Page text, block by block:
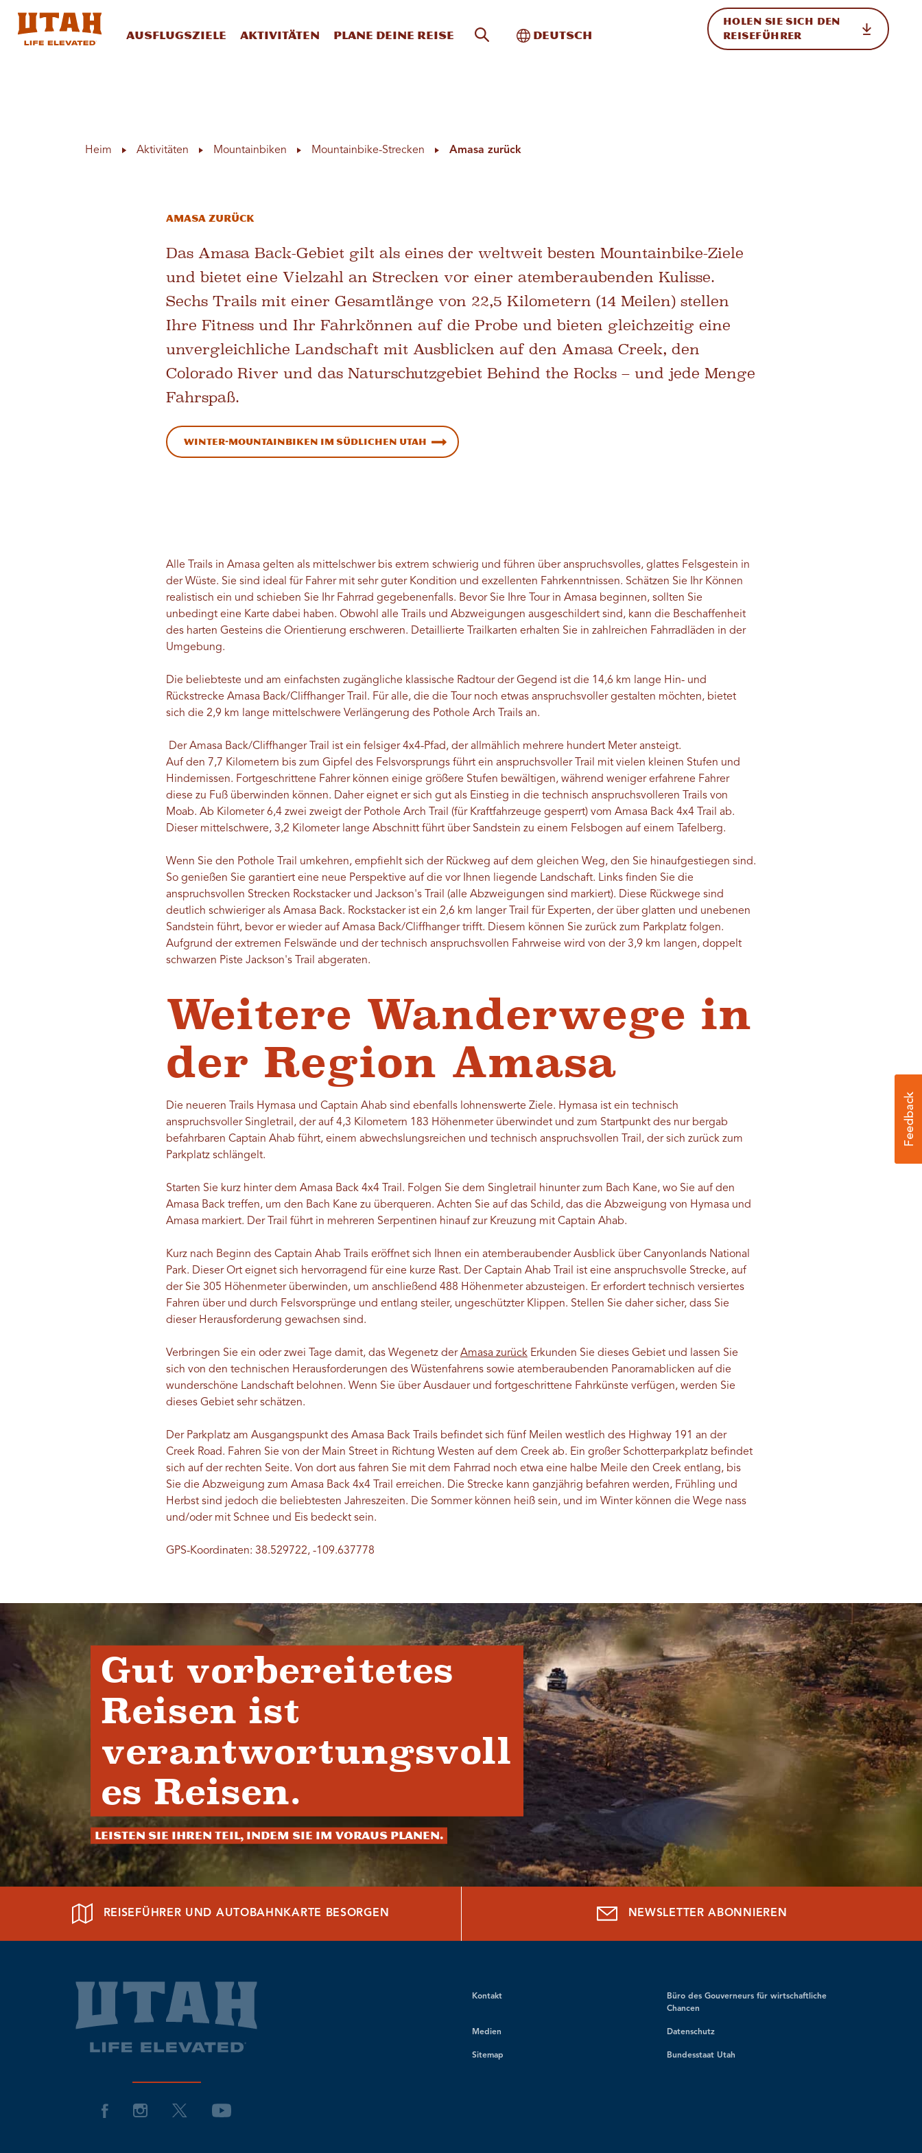
Ausflugsziele Aktivitäten Plane deine Reise Website-Suche
Toggle International
Deutsch
HOLEN SIE SICH DEN
REISEFÜHRER
Heim Aktivitäten Mountainbiken Mountainbike-Strecken Amasa zurück
Amasa zurück
Das Amasa Back-Gebiet gilt als eines der weltweit besten Mountainbike-Ziele
und bietet eine Vielzahl an Strecken vor einer atemberaubenden Kulisse.
Sechs Trails mit einer Gesamtlänge von 22,5 Kilometern (14 Meilen) stellen
Ihre Fitness und Ihr Fahrkönnen auf die Probe und bieten gleichzeitig eine
unvergleichliche Landschaft mit Ausblicken auf den Amasa Creek, den
Colorado River und das Naturschutzgebiet Behind the Rocks – und jede Menge
Fahrspaß.
Winter-Mountainbiken im südlichen Utah
Alle Trails in Amasa gelten als mittelschwer bis extrem schwierig und führen über anspruchsvolles, glattes Felsgestein in
der Wüste. Sie sind ideal für Fahrer mit sehr guter Kondition und exzellenten Fahrkenntnissen. Schätzen Sie Ihr Können
realistisch ein und schieben Sie Ihr Fahrrad gegebenenfalls. Bevor Sie Ihre Tour in Amasa beginnen, sollten Sie
unbedingt eine Karte dabei haben. Obwohl alle Trails und Abzweigungen ausgeschildert sind, kann die Beschaffenheit
des harten Gesteins die Orientierung erschweren. Detaillierte Trailkarten erhalten Sie in zahlreichen Fahrradläden in der
Umgebung.
Die beliebteste und am einfachsten zugängliche klassische Radtour der Gegend ist die 14,6 km lange Hin- und
Rückstrecke Amasa Back/Cliffhanger Trail. Für alle, die die Tour noch etwas anspruchsvoller gestalten möchten, bietet
sich die 2,9 km lange mittelschwere Verlängerung des Pothole Arch Trails an.
Der Amasa Back/Cliffhanger Trail ist ein felsiger 4x4-Pfad, der allmählich mehrere hundert Meter ansteigt.
Auf den 7,7 Kilometern bis zum Gipfel des Felsvorsprungs führt ein anspruchsvoller Trail mit vielen kleinen Stufen und
Hindernissen. Fortgeschrittene Fahrer können einige größere Stufen bewältigen, während weniger erfahrene Fahrer
diese zu Fuß überwinden können. Daher eignet er sich gut als Einstieg in die technisch anspruchsvolleren Trails von
Moab. Ab Kilometer 6,4 zwei zweigt der Pothole Arch Trail (für Kraftfahrzeuge gesperrt) vom Amasa Back 4x4 Trail ab.
Dieser mittelschwere, 3,2 Kilometer lange Abschnitt führt über Sandstein zu einem Felsbogen auf einem Tafelberg.
Wenn Sie den Pothole Trail umkehren, empfiehlt sich der Rückweg auf dem gleichen Weg, den Sie hinaufgestiegen sind.
So genießen Sie garantiert eine neue Perspektive auf die vor Ihnen liegende Landschaft. Links finden Sie die
anspruchsvollen Strecken Rockstacker und Jackson's Trail (alle Abzweigungen sind markiert). Diese Rückwege sind
deutlich schwieriger als Amasa Back. Rockstacker ist ein 2,6 km langer Trail für Experten, der über glatten und unebenen
Sandstein führt, bevor er wieder auf Amasa Back/Cliffhanger trifft. Diesem können Sie zurück zum Parkplatz folgen.
Aufgrund der extremen Felswände und der technisch anspruchsvollen Fahrweise wird von der 3,9 km langen, doppelt
schwarzen Piste Jackson's Trail abgeraten.
Weitere Wanderwege in
der Region Amasa
Die neueren Trails Hymasa und Captain Ahab sind ebenfalls lohnenswerte Ziele. Hymasa ist ein technisch
anspruchsvoller Singletrail, der auf 4,3 Kilometern 183 Höhenmeter überwindet und zum Startpunkt des nur bergab
befahrbaren Captain Ahab führt, einem abwechslungsreichen und technisch anspruchsvollen Trail, der sich zurück zum
Parkplatz schlängelt.
Starten Sie kurz hinter dem Amasa Back 4x4 Trail. Folgen Sie dem Singletrail hinunter zum Bach Kane, wo Sie auf den
Amasa Back treffen, um den Bach Kane zu überqueren. Achten Sie auf das Schild, das die Abzweigung von Hymasa und
Amasa markiert. Der Trail führt in mehreren Serpentinen hinauf zur Kreuzung mit Captain Ahab.
Kurz nach Beginn des Captain Ahab Trails eröffnet sich Ihnen ein atemberaubender Ausblick über Canyonlands National
Park. Dieser Ort eignet sich hervorragend für eine kurze Rast. Der Captain Ahab Trail ist eine anspruchsvolle Strecke, auf
der Sie 305 Höhenmeter überwinden, um anschließend 488 Höhenmeter abzusteigen. Er erfordert technisch versiertes
Fahren über und durch Felsvorsprünge und entlang steiler, ungeschützter Klippen. Stellen Sie daher sicher, dass Sie
dieser Herausforderung gewachsen sind.
Verbringen Sie ein oder zwei Tage damit, das Wegenetz derAmasa zurückErkunden Sie dieses Gebiet und lassen Sie
sich von den technischen Herausforderungen des Wüstenfahrens sowie atemberaubenden Panoramablicken auf die
wunderschöne Landschaft belohnen. Wenn Sie über Ausdauer und fortgeschrittene Fahrkünste verfügen, werden Sie
dieses Gebiet sehr schätzen.
Der Parkplatz am Ausgangspunkt des Amasa Back Trails befindet sich fünf Meilen westlich des Highway 191 an der
Creek Road. Fahren Sie von der Main Street in Richtung Westen auf dem Creek ab. Ein großer Schotterparkplatz befindet
sich auf der rechten Seite. Von dort aus fahren Sie mit dem Fahrrad noch etwa eine halbe Meile den Creek entlang, bis
Sie die Abzweigung zum Amasa Back 4x4 Trail erreichen. Die Strecke kann ganzjährig befahren werden, Frühling und
Herbst sind jedoch die beliebtesten Jahreszeiten. Die Sommer können heiß sein, und im Winter können die Wege nass
und/oder mit Schnee und Eis bedeckt sein.
GPS-Koordinaten: 38.529722, -109.637778
Gut vorbereitetes
Reisen ist
verantwortungsvoll
es Reisen.
Leisten Sie Ihren Teil, indem Sie im Voraus planen.
REISEFÜHRER UND AUTOBAHNKARTE BESORGEN NEWSLETTER ABONNIEREN
Kontakt
Büro des Gouverneurs für wirtschaftliche
Chancen
Medien Datenschutz
Sitemap Bundesstaat Utah